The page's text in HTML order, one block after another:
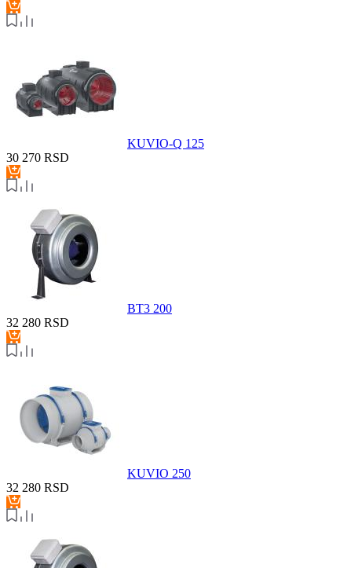
KUVIO-Q 125
30 270 RSD
BT3 200
32 280 RSD
KUVIO 250
32 280 RSD